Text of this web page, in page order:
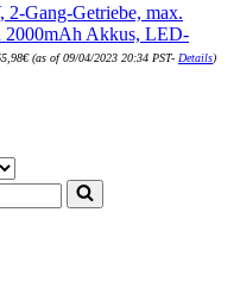
2-Gang-Getriebe, max.
2000mAh Akkus, LED-
€(as of 09/04/2023 20:34 PST- Details)